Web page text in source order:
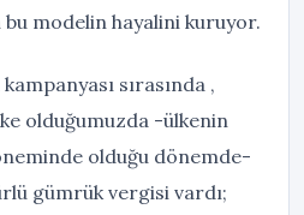
bu modelin hayalini kuruyor.
sırasında ,
olduğumuzda -ülkenin
olduğu dönemde-
gümrük vergisi vardı;